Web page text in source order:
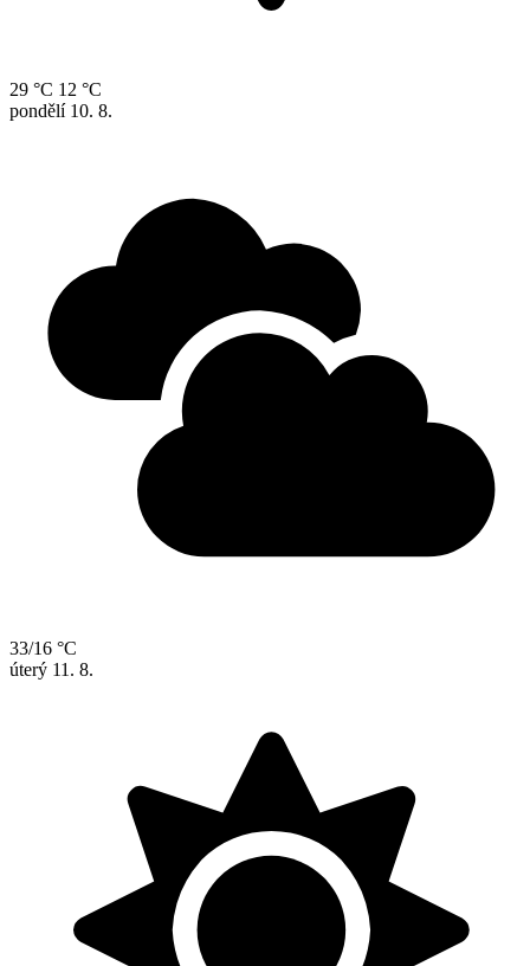
29 °C 12 °C
pondělí 10. 8.
33/16 °C
úterý 11. 8.